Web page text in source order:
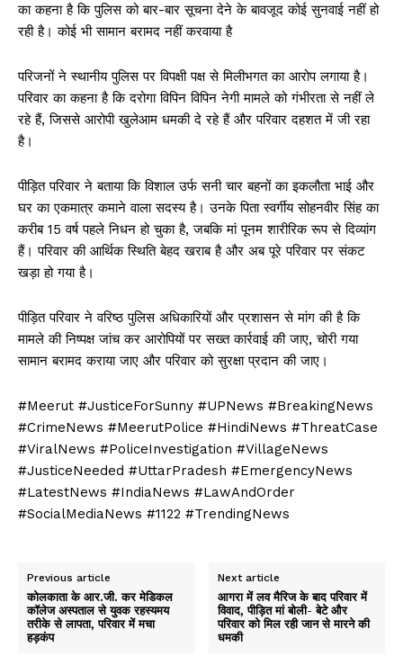
का कहना है कि पुलिस को बार-बार सूचना देने के बावजूद कोई सुनवाई नहीं हो
रही है। कोई भी सामान बरामद नहीं करवाया है
परिजनों ने स्थानीय पुलिस पर विपक्षी पक्ष से मिलीभगत का आरोप लगाया है।
परिवार का कहना है कि दरोगा विपिन विपिन नेगी मामले को गंभीरता से नहीं ले
रहे हैं, जिससे आरोपी खुलेआम धमकी दे रहे हैं और परिवार दहशत में जी रहा
है।
पीड़ित परिवार ने बताया कि विशाल उर्फ सनी चार बहनों का इकलौता भाई और
घर का एकमात्र कमाने वाला सदस्य है। उनके पिता स्वर्गीय सोहनवीर सिंह का
करीब 15 वर्ष पहले निधन हो चुका है, जबकि मां पूनम शारीरिक रूप से दिव्यांग
हैं। परिवार की आर्थिक स्थिति बेहद खराब है और अब पूरे परिवार पर संकट
खड़ा हो गया है।
पीड़ित परिवार ने वरिष्ठ पुलिस अधिकारियों और प्रशासन से मांग की है कि
मामले की निष्पक्ष जांच कर आरोपियों पर सख्त कार्रवाई की जाए, चोरी गया
सामान बरामद कराया जाए और परिवार को सुरक्षा प्रदान की जाए।
#Meerut #JusticeForSunny #UPNews #BreakingNews
#CrimeNews #MeerutPolice #HindiNews #ThreatCase
#ViralNews #PoliceInvestigation #VillageNews
#JusticeNeeded #UttarPradesh #EmergencyNews
#LatestNews #IndiaNews #LawAndOrder
#SocialMediaNews #1122 #TrendingNews
Previous article
कोलकाता के आर.जी. कर मेडिकल
कॉलेज अस्पताल से युवक रहस्यमय
तरीके से लापता, परिवार में मचा
हड़कंप
Next article
आगरा में लव मैरिज के बाद परिवार में
विवाद, पीड़ित मां बोली- बेटे और
परिवार को मिल रही जान से मारने की
धमकी